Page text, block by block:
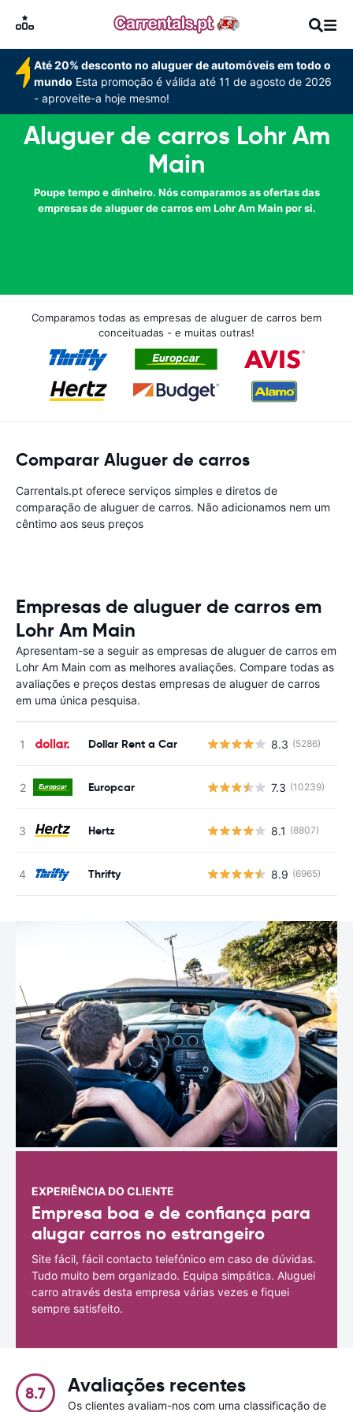
Até 20% desconto no aluguer de automóveis em todo o
mundo Esta promoção é válida até 11 de agosto de 2026
- aproveite-a hoje mesmo!
Aluguer de carros Lohr Am
Main
Poupe tempo e dinheiro. Nós comparamos as ofertas das
empresas de aluguer de carros em Lohr Am Main por si.
Comparamos todas as empresas de aluguer de carros bem
conceituadas - e muitas outras!
Comparar Aluguer de carros
Carrentals.pt oferece serviços simples e diretos de
comparação de aluguer de carros. Não adicionamos nem um
cêntimo aos seus preços
Empresas de aluguer de carros em
Lohr Am Main
Apresentam-se a seguir as empresas de aluguer de carros em
Lohr Am Main com as melhores avaliações. Compare todas as
avaliações e preços destas empresas de aluguer de carros
em uma única pesquisa.
Dollar Rent a Car 8.3 (5286)
Europcar 7.3 (10239)
Hertz 8.1 (8807)
Thrifty 8.9 (6965)
EXPERIÊNCIA DO CLIENTE
Empresa boa e de confiança para
alugar carros no estrangeiro
Site fácil, fácil contacto telefónico em caso de dúvidas.
Tudo muito bem organizado. Equipa simpática. Aluguei
carro através desta empresa várias vezes e fiquei
sempre satisfeito.
8.7 Avaliações recentes
Os clientes avaliam-nos com uma classificação de